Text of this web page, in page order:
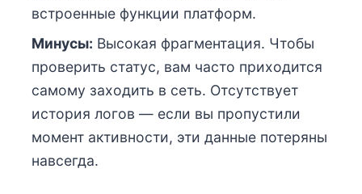
встроенные функции платформ.
Минусы: Высокая фрагментация. Чтобы
проверить статус, вам часто приходится
самому заходить в сеть. Отсутствует
история логов — если вы пропустили
момент активности, эти данные потеряны
навсегда.